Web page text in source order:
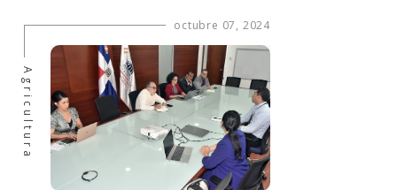
octubre 07, 2024
Agricultura